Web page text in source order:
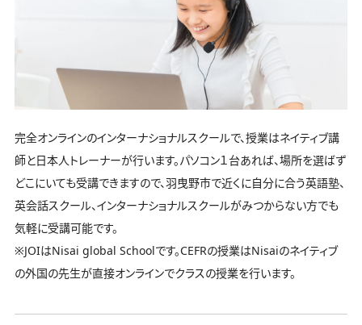
完全オンラインのインターナショナルスクールで、授業はネイティブ講
師と日本人トレーナーが行います。パソコン１台あれば、場所を選ばず
どこにいても受講できますので、羽曳野市で近くに自分に合う英語塾、
英会話スクール、インターナショナルスクールがみつからない方でも
気軽に受講可能です。
※JOIはNisai global Schoolです。CEFRの授業はNisaiのネイティブ
の外国の先生が直接オンラインでクラスの授業を行います。